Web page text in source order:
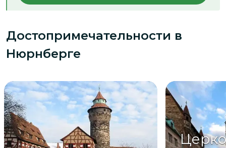
Достопримечательности в
Нюрнберге